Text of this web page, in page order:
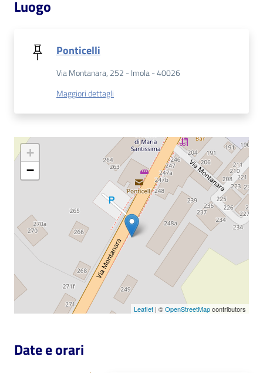
Seguici
Catalogo
on line
Eventi
Chiedi al
bibliotecario
Avvisi
Orari
Luogo
Ponticelli
Via Montanara, 252 - Imola - 40026
Maggiori dettagli
+
−
Leaflet | ©OpenStreetMapcontributors
Date e orari